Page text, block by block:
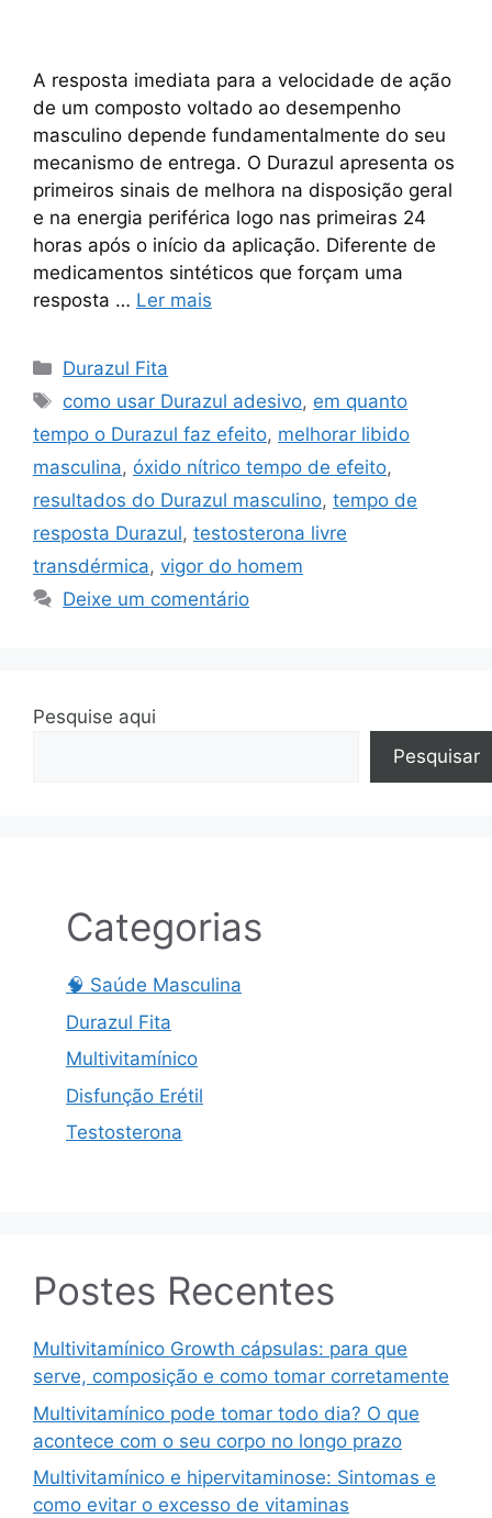
A resposta imediata para a velocidade de ação
de um composto voltado ao desempenho
masculino depende fundamentalmente do seu
mecanismo de entrega. O Durazul apresenta os
primeiros sinais de melhora na disposição geral
e na energia periférica logo nas primeiras 24
horas após o início da aplicação. Diferente de
medicamentos sintéticos que forçam uma
resposta … Ler mais
Categorias
Durazul Fita
Tags
como usar Durazul adesivo, em quanto
tempo o Durazul faz efeito, melhorar libido
masculina, óxido nítrico tempo de efeito,
resultados do Durazul masculino, tempo de
resposta Durazul, testosterona livre
transdérmica, vigor do homem
Deixe um comentário
Pesquise aqui
Pesquisar
Categorias
🧠 Saúde Masculina
Durazul Fita
Multivitamínico
Disfunção Erétil
Testosterona
Postes Recentes
Multivitamínico Growth cápsulas: para que
serve, composição e como tomar corretamente
Multivitamínico pode tomar todo dia? O que
acontece com o seu corpo no longo prazo
Multivitamínico e hipervitaminose: Sintomas e
como evitar o excesso de vitaminas